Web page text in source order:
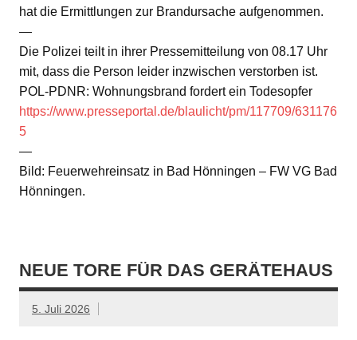
hat die Ermittlungen zur Brandursache aufgenommen.
—
Die Polizei teilt in ihrer Pressemitteilung von 08.17 Uhr
mit, dass die Person leider inzwischen verstorben ist.
POL-PDNR: Wohnungsbrand fordert ein Todesopfer
https://www.presseportal.de/blaulicht/pm/117709/631176
5
—
Bild: Feuerwehreinsatz in Bad Hönningen – FW VG Bad
Hönningen.
NEUE TORE FÜR DAS GERÄTEHAUS
5. Juli 2026